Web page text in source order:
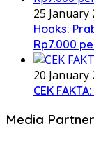
25 January
Hoaks:
Rp7.000
20 January
CEK
Media Partner